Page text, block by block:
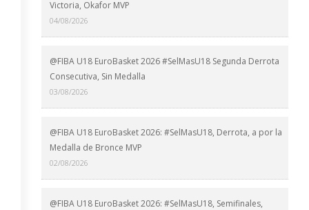
Victoria, Okafor MVP
04/08/2026
@FIBA U18 EuroBasket 2026 #SelMasU18 Segunda Derrota
Consecutiva, Sin Medalla
03/08/2026
@FIBA U18 EuroBasket 2026: #SelMasU18, Derrota, a por la
Medalla de Bronce MVP
02/08/2026
@FIBA U18 EuroBasket 2026: #SelMasU18, Semifinales,